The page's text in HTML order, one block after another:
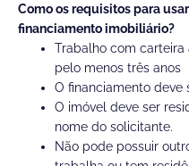
Como os requisitos para
financiamento imobiliário?
Trabalho com carteira
pelo menos três anos
O financiamento deve
O imóvel deve ser
nome do solicitante.
Não pode possuir